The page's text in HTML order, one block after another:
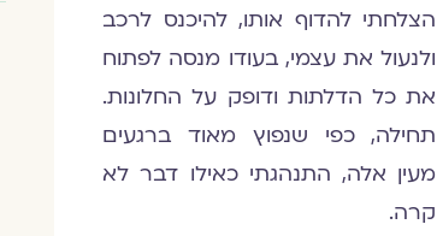
הצלחתי להדוף אותו, להיכנס לרכב
ולנעול את עצמי, בעודו מנסה לפתוח
את כל הדלתות ודופק על החלונות.
תחילה, כפי שנפוץ מאוד ברגעים
מעין אלה, התנהגתי כאילו דבר לא
קרה.